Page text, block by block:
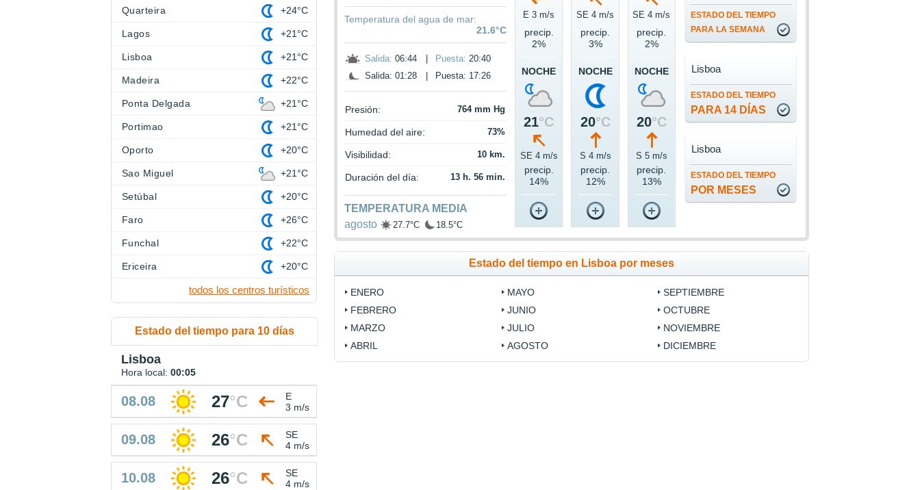
Temperatura del agua de mar:
21.6°C
Salida: 06:44 Puesta: 20:40
Salida: 01:28
Puesta: 17:26
Presión: 764 mm Hg
Humedad del aire: 73%
Visibilidad: 10 km.
Duración del día: 13 h. 56 min.
TEMPERATURA MEDIA
agosto
27.7°C 18.5°C
E 3 m/s
precip.
2%
NOCHE
21°C
SE 4 m/s
precip.
14%
SE 4 m/s
precip.
3%
NOCHE
20°C
S 4 m/s
precip.
12%
SE 4 m/s
precip.
2%
NOCHE
20°C
S 5 m/s
precip.
13%
ESTADO DEL TIEMPO
PARA LA SEMANA
ESTADO DEL TIEMPO
PARA 14 DÍAS
Lisboa
ESTADO DEL TIEMPO
POR MESES
Lisboa
Estado del tiempo en Lisboa por meses
ENERO
FEBRERO
MARZO
ABRIL
MAYO
JUNIO
JULIO
AGOSTO
SEPTIEMBRE
OCTUBRE
NOVIEMBRE
DICIEMBRE
Quarteira +24°C
Lagos +21°C
Lisboa +21°C
Madeira +22°C
Ponta Delgada +21°C
Portimao +21°C
Oporto +20°C
Sao Miguel +21°C
Setúbal +20°C
Faro +26°C
Funchal +22°C
Ericeira +20°C
todos los centros turísticos
Estado del tiempo para 10 días
Lisboa
Hora local: 00:05
08.08 27°C
E
3 m/s
09.08 26°C
SE
4 m/s
10.08 26°C
SE
4 m/s